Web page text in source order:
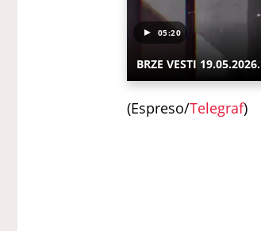
05:20
BRZE VESTI 19.05.2026.
(Espreso/Telegraf)